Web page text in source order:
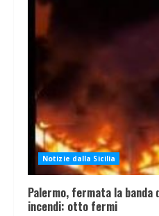
Notizie dalla Sicilia
Palermo, fermata la banda
incendi: otto fermi